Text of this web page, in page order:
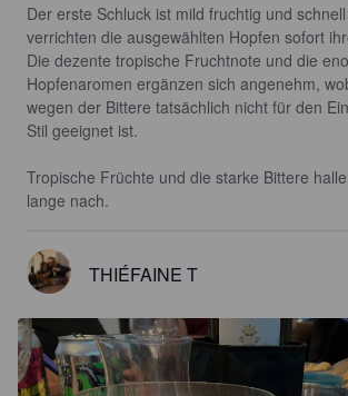
Der erste Schluck ist mild fruchtig und
verrichten die ausgewählten Hopfen sofort
Die dezente tropische Fruchtnote und die
Hopfenaromen ergänzen sich angenehm,
wegen der Bittere tatsächlich nicht für den
Stil geeignet ist.
Tropische Früchte und die starke Bittere
lange nach.
THIÉFAINE T